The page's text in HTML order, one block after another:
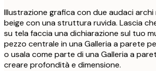
Illustrazione grafica con due audaci archi
beige con una struttura ruvida. Lascia
su tela faccia una dichiarazione sul tuo
pezzo centrale in una Galleria a parete
o usala come parte di una Galleria a
creare profondità e dimensione.